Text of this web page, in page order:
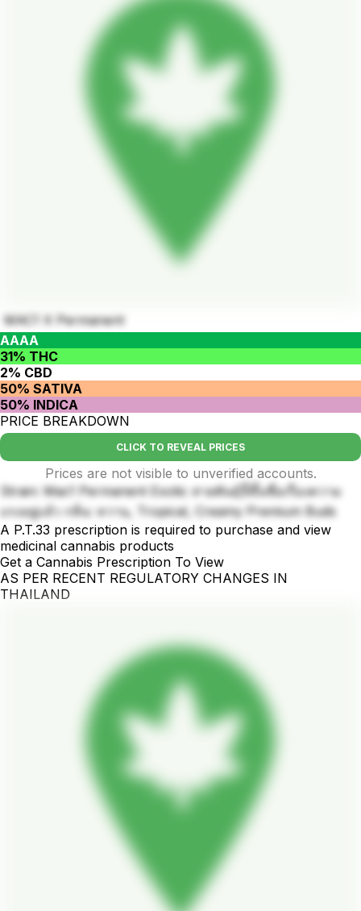
MAC1 X Permanent
AAAA
31% THC
2% CBD
50% SATIVA
50% INDICA
PRICE BREAKDOWN
CLICK TO REVEAL PRICES
Prices are not visible to unverified accounts.
Strain: Mac1 Permanent Exotic สายพันธุ์นี้ขึ้นชื่อเรื่องความ
แรงอยู่แล้ว กลิ่น: หวาน, Tropical, Creamy Premium Buds
A P.T.33 prescription is required to purchase and view
medicinal cannabis products
Get a Cannabis Prescription To View
AS PER RECENT REGULATORY CHANGES IN
THAILAND